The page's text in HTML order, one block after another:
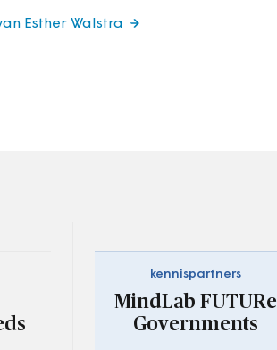
Esther Walstra
kennispartners
MindLab FUTURe
Governments